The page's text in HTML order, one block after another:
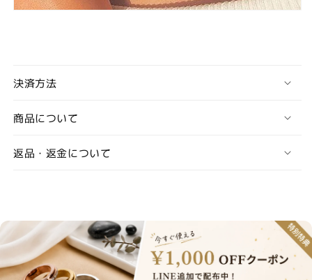
決済方法
商品について
返品・返金について